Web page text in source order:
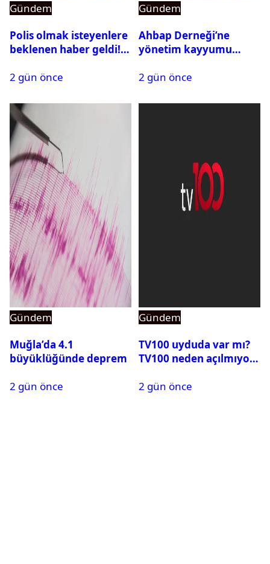
Gündem
Polis olmak isteyenlere
beklenen haber geldi!
2 gün önce
Gündem
Ahbap Derneği’ne
yönetim kayyumu
açıldı
2 gün önce
Gündem
Muğla’da 4.1
büyüklüğünde deprem
2 gün önce
Gündem
TV100 uyduda var mı?
TV100 neden açılmıyor?
2 gün önce